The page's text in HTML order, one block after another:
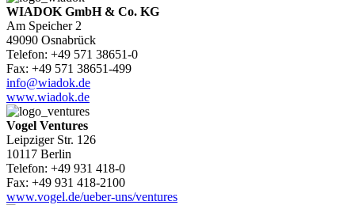
WIADOK GmbH & Co. KG
Am Speicher 2
49090 Osnabrück
Telefon: +49 571 38651-0
Fax: +49 571 38651-499
info@wiadok.de
www.wiadok.de
Vogel Ventures
Leipziger Str. 126
10117 Berlin
Telefon: +49 931 418-0
Fax: +49 931 418-2100
www.vogel.de/ueber-uns/ventures